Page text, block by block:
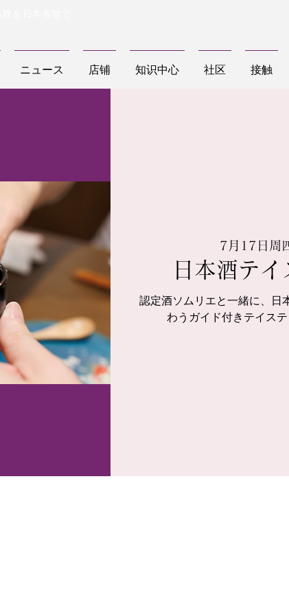
ニュース 店铺 知识中心 社区 接触
7月17日周
日本酒テ
認定酒ソムリエと一緒に、日
わうガイド付きテイス